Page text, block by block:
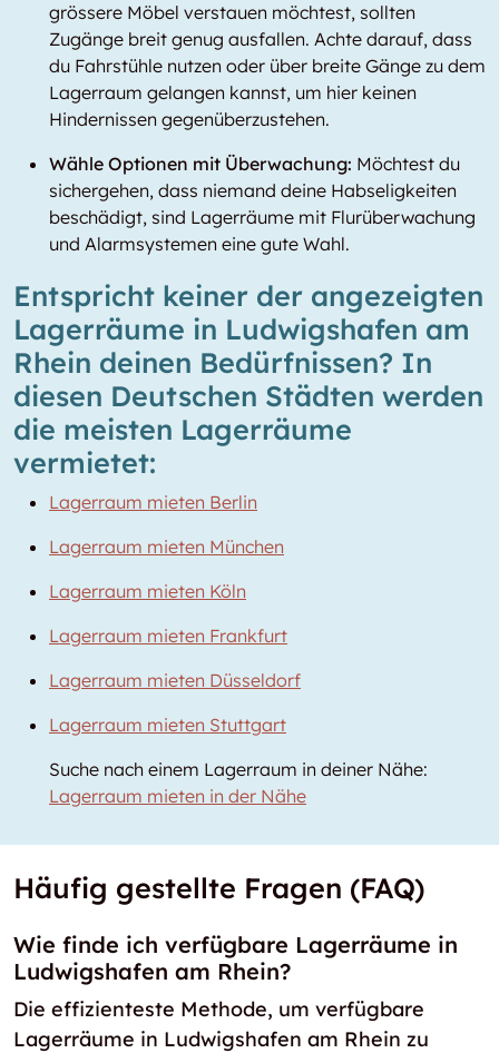
grössere Möbel verstauen möchtest, sollten
Zugänge breit genug ausfallen. Achte darauf, dass
du Fahrstühle nutzen oder über breite Gänge zu dem
Lagerraum gelangen kannst, um hier keinen
Hindernissen gegenüberzustehen.
Wähle Optionen mit Überwachung: Möchtest du
sichergehen, dass niemand deine Habseligkeiten
beschädigt, sind Lagerräume mit Flurüberwachung
und Alarmsystemen eine gute Wahl.
Entspricht keiner der angezeigten
Lagerräume in Ludwigshafen am
Rhein deinen Bedürfnissen? In
diesen Deutschen Städten werden
die meisten Lagerräume
vermietet:
Lagerraum mieten Berlin
Lagerraum mieten München
Lagerraum mieten Köln
Lagerraum mieten Frankfurt
Lagerraum mieten Düsseldorf
Lagerraum mieten Stuttgart
Suche nach einem Lagerraum in deiner Nähe:
Lagerraum mieten in der Nähe
Häufig gestellte Fragen (FAQ)
Wie finde ich verfügbare Lagerräume in
Ludwigshafen am Rhein?
Die effizienteste Methode, um verfügbare
Lagerräume in Ludwigshafen am Rhein zu